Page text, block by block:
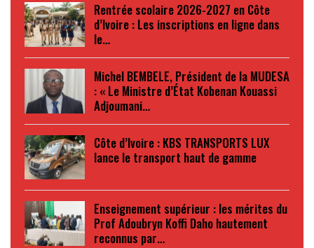
Rentrée scolaire 2026-2027 en Côte
d’Ivoire : Les inscriptions en ligne dans
le…
Michel BEMBELE, Président de la MUDESA
: « Le Ministre d’État Kobenan Kouassi
Adjoumani…
Côte d’Ivoire : KBS TRANSPORTS LUX
lance le transport haut de gamme
Enseignement supérieur : les mérites du
Prof Adoubryn Koffi Daho hautement
reconnus par…